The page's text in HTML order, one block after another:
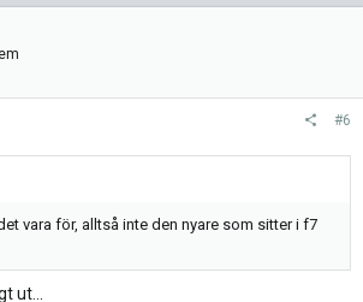
#6
vara för, alltså inte den nyare som sitter i f7
ut...